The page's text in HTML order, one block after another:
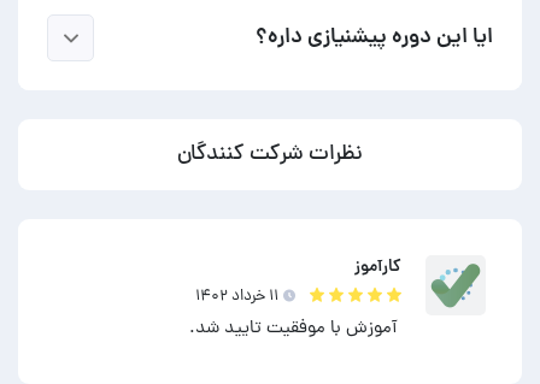
ایا این دوره پیشنیازی داره؟
نظرات شرکت کنندگان
کارآموز
۱۱ خرداد ۱۴۰۲
آموزش با موفقیت تایید شد.